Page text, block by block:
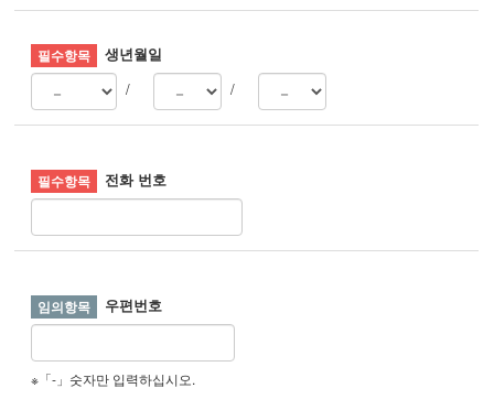
생년월일
/
/
전화 번호
우편번호
※「-」숫자만 입력하십시오.